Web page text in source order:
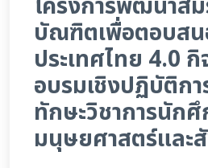
โครงการพัฒนาส
บัณฑิตเพื่อตอบส
ประเทศไทย 4.0
อบรมเชิงปฏิบัติก
ทักษะวิชาการนัก
มนุษยศาสตร์และ